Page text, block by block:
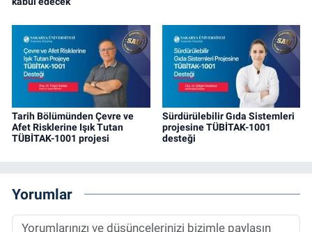
Tarih Bölümünden Çevre ve
Afet Risklerine Işık Tutan
TÜBİTAK-1001 projesi
Sürdürülebilir Gıda Sistemleri
projesine TÜBİTAK-1001
desteği
Yorumlar